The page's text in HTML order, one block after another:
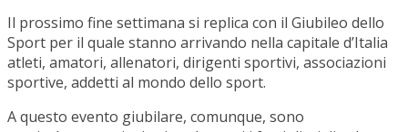
Il prossimo fine settimana si replica con il Giubileo dello
Sport per il quale stanno arrivando nella capitale d’Italia
atleti, amatori, allenatori, dirigenti sportivi, associazioni
sportive, addetti al mondo dello sport.
A questo evento giubilare, comunque, sono